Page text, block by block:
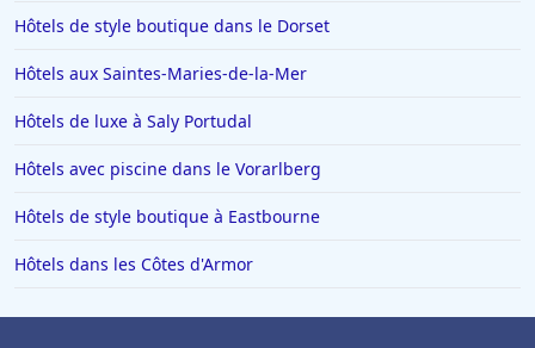
Hôtels de style boutique dans le Dorset
Hôtels aux Saintes-Maries-de-la-Mer
Hôtels de luxe à Saly Portudal
Hôtels avec piscine dans le Vorarlberg
Hôtels de style boutique à Eastbourne
Hôtels dans les Côtes d'Armor